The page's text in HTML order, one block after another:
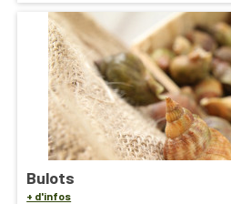
Bulots
+ d'infos